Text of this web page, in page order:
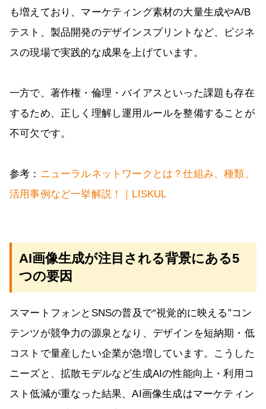
も増えており、マーケティング素材の大量生成やA/B
テスト、製品開発のデザインスプリントなど、ビジネ
スの現場で実践的な成果を上げています。
一方で、著作権・倫理・バイアスといった課題も存在
するため、正しく理解し運用ルールを整備することが
不可欠です。
参考： ニューラルネットワークとは？仕組み、種類、
活用事例など一挙解説！｜LISKUL
AI画像生成が注目される背景にある5
つの要因
スマートフォンとSNSの普及で“視覚的に映える”コン
テンツが競争力の源泉となり、デザインを短納期・低
コストで量産したい企業が急増しています。こうした
ニーズと、拡散モデルなど生成AIの性能向上・利用コ
スト低減が重なった結果、AI画像生成はマーケティン